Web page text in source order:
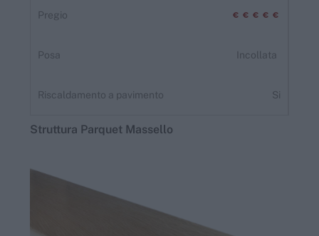
Pregio
Posa Incollata
Riscaldamento a pavimento Si
Struttura Parquet Massello